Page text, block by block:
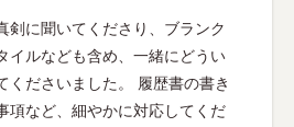
剣に聞いてくださり、ブランク
イルなども含め、一緒にどうい
くださいました。 履歴書の書き
項など、細やかに対応してくだ